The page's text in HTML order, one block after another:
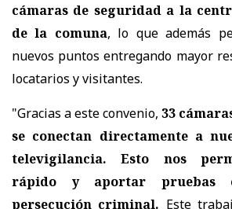
cámaras de seguridad a la
de la comuna, lo que además
nuevos puntos entregando mayor
locatarios y visitantes.
"Gracias a este convenio, 33
se conectan directamente a
televigilancia. Esto nos
rápido y aportar pruebas
persecución criminal. Este